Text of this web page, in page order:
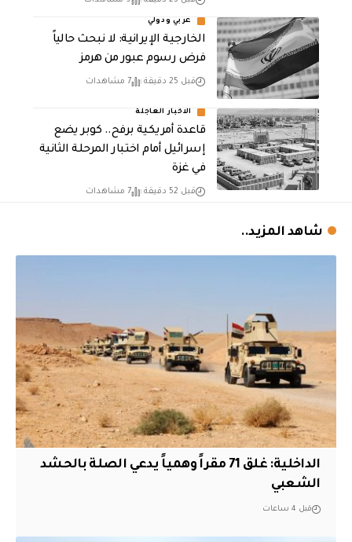
عربي ودولي
الخارجية الإيرانية: لا نبحث حالياً
فرض رسوم عبور من هرمز
قبل 25 دقيقة 7 مشاهدات
الاخبار العاجلة
قاعدة أمريكية برفح.. كوبر يضع
إسرائيل أمام اختبار المرحلة الثانية
في غزة
قبل 52 دقيقة 7 مشاهدات
شاهد المزيد..
الداخلية: غلق 71 مقراً وهمياً يدعي الصلة بالحشد
الشعبي
قبل 4 ساعات